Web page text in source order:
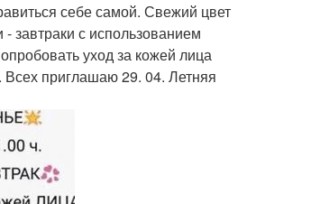
себе самой. Свежий цвет
с использованием
уход за кожей лица
Всех приглашаю 29. 04. Летняя